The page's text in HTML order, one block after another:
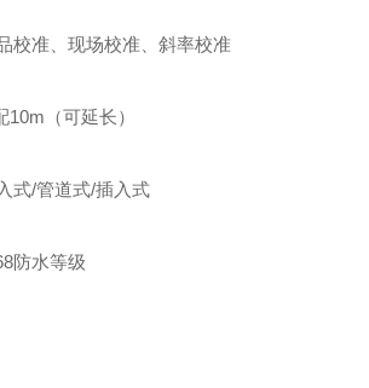
校准、现场校准、斜率校准
（可延长）
式/管道式/插入式
防水等级